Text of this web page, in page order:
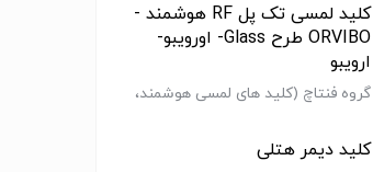
کلید لمسی تک پل RF هوشمند -
ORVIBO طرح Glass- اورویبو-
ارویبو
گروه فنتاچ (کلید های لمسی هوشمند،
سنسورهای هوشمند)
کلید دیمر هتلی